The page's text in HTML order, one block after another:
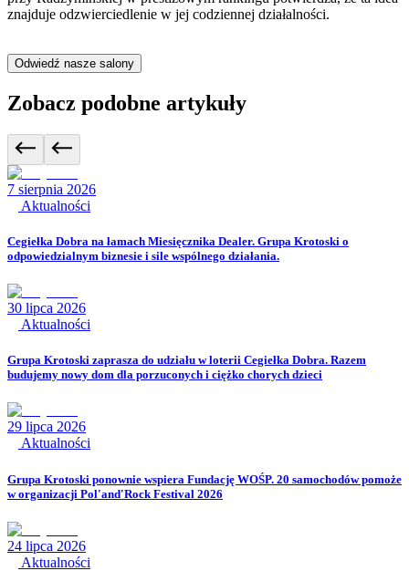
znajduje odzwierciedlenie w jej codziennej działalności.
Odwiedź nasze salony
Zobacz podobne artykuły
7 sierpnia 2026
Aktualności
Cegiełka Dobra na łamach Miesięcznika Dealer. Grupa Krotoski o
odpowiedzialnym biznesie i sile wspólnego działania.
30 lipca 2026
Aktualności
Grupa Krotoski zaprasza do udziału w loterii Cegiełka Dobra. Razem
budujemy nowy dom dla porzuconych i ciężko chorych dzieci
29 lipca 2026
Aktualności
Grupa Krotoski ponownie wspiera Fundację WOŚP. 20 samochodów pomoże
w organizacji Pol'and'Rock Festival 2026
24 lipca 2026
Aktualności